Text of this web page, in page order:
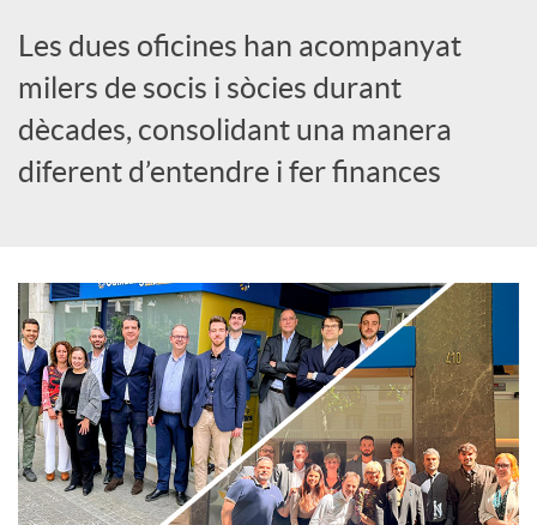
d
o
r
e
c
o
Les dues oficines han acompanyat
milers de socis i sòcies durant
dècades, consolidant una manera
diferent d’entendre i fer finances